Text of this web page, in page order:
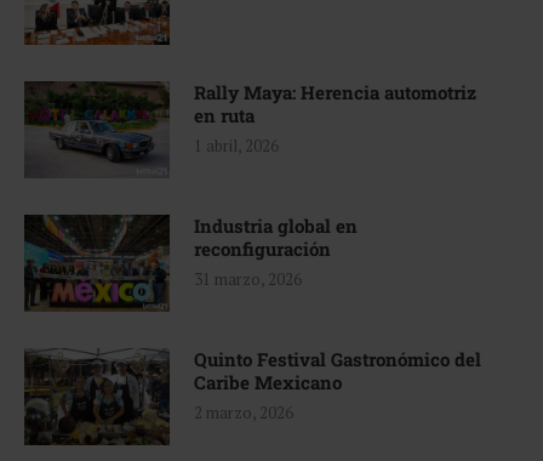
Rally Maya: Herencia automotriz
en ruta
1 abril, 2026
Industria global en
reconfiguración
31 marzo, 2026
Quinto Festival Gastronómico del
Caribe Mexicano
2 marzo, 2026